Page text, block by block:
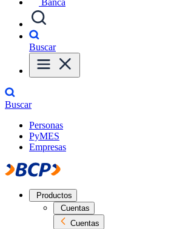
Banca
Buscar
Buscar
Personas
PyMES
Empresas
Productos
Cuentas
Cuentas